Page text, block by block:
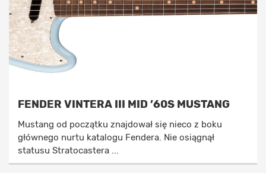
FENDER VINTERA III MID ’60S MUSTANG
Mustang od początku znajdował się nieco z boku
głównego nurtu katalogu Fendera. Nie osiągnął
statusu Stratocastera ...